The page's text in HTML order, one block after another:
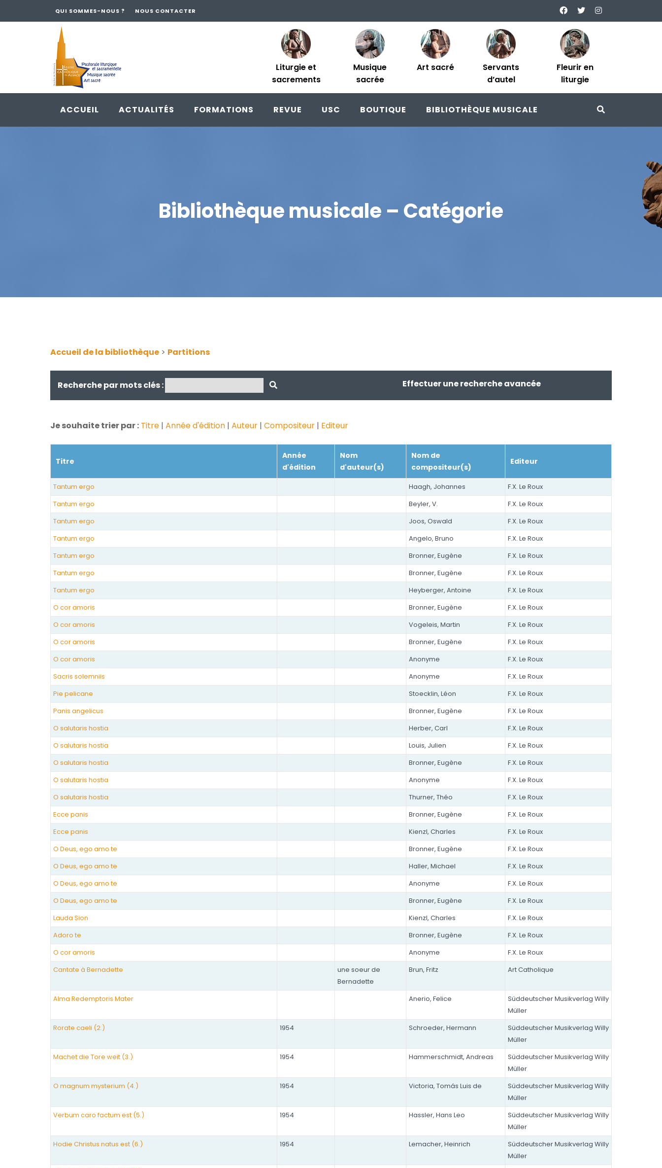
Skip
QUI SOMMES-NOUS ? NOUS CONTACTER
Liturgie et
sacrements
Musique
sacrée
Art sacré
Servants
d’autel
Fleurir en
liturgie
ACCUEIL ACTUALITÉS FORMATIONS REVUE USC BOUTIQUE BIBLIOTHÈQUE MUSICALE
Bibliothèque musicale – Catégorie
Accueil de la bibliothèque > Partitions
Recherche par mots clés : Effectuer une recherche avancée
Je souhaite trier par : Titre | Année d'édition | Auteur | Compositeur | Editeur
Titre
Année
d'édition
Nom
d'auteur(s)
Nom de
compositeur(s)
Editeur
Tantum ergo Haagh, Johannes
F.X. Le Roux
Tantum ergo
Beyler, V.
F.X. Le Roux
Tantum ergo
Joos, Oswald
F.X. Le Roux
Tantum ergo
Angelo, Bruno
F.X. Le Roux
Tantum ergo
Bronner, Eugène
F.X. Le Roux
Tantum ergo
Bronner, Eugène
F.X. Le Roux
Tantum ergo
Heyberger, Antoine
F.X. Le Roux
O cor amoris
Bronner, Eugène
F.X. Le Roux
O cor amoris
Vogeleis, Martin
F.X. Le Roux
O cor amoris
Bronner, Eugène
F.X. Le Roux
O cor amoris
Anonyme
F.X. Le Roux
Sacris solemniis
Anonyme
F.X. Le Roux
Pie pelicane
Stoecklin, Léon
F.X. Le Roux
Panis angelicus
Bronner, Eugène
F.X. Le Roux
O salutaris hostia
Herber, Carl
F.X. Le Roux
O salutaris hostia
Louis, Julien
F.X. Le Roux
O salutaris hostia
Bronner, Eugène
F.X. Le Roux
O salutaris hostia
Anonyme
F.X. Le Roux
O salutaris hostia
Thurner, Théo
F.X. Le Roux
Ecce panis
Bronner, Eugène
F.X. Le Roux
Ecce panis
Kienzl, Charles
F.X. Le Roux
O Deus, ego amo te
Bronner, Eugène
F.X. Le Roux
O Deus, ego amo te
Haller, Michael
F.X. Le Roux
O Deus, ego amo te
Anonyme
F.X. Le Roux
O Deus, ego amo te
Bronner, Eugène
F.X. Le Roux
Lauda Sion
Kienzl, Charles
F.X. Le Roux
Adoro te
Bronner, Eugène
F.X. Le Roux
O cor amoris
Anonyme
F.X. Le Roux
Cantate à Bernadette
une soeur de
Bernadette
Brun, Fritz Art Catholique
Alma Redemptoris Mater Anerio, Felice
Süddeutscher Musikverlag Willy
Müller
Rorate caeli (2.)
1954 Schroeder, Hermann
Süddeutscher Musikverlag Willy
Müller
Machet die Tore weit (3.)
1954 Hammerschmidt, Andreas
Süddeutscher Musikverlag Willy
Müller
O magnum mysterium (4.)
1954 Victoria, Tomás Luis de
Süddeutscher Musikverlag Willy
Müller
Verbum caro factum est (5.)
1954 Hassler, Hans Leo
Süddeutscher Musikverlag Willy
Müller
Hodie Christus natus est (6.)
1954 Lemacher, Heinrich
Süddeutscher Musikverlag Willy
Müller